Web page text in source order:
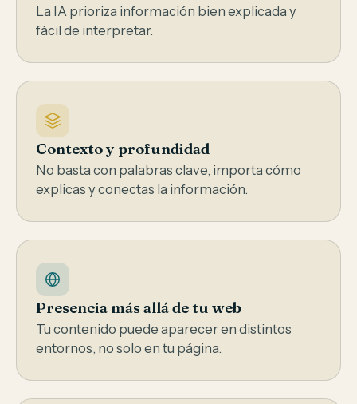
La IA prioriza información bien explicada y
fácil de interpretar.
Contexto y profundidad
No basta con palabras clave, importa cómo
explicas y conectas la información.
Presencia más allá de tu web
Tu contenido puede aparecer en distintos
entornos, no solo en tu página.